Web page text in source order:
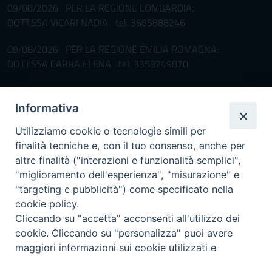
09/08/2026 PER LA REGIONE LOMBARDIA:
DOTT.SSA VICARI NADIA tel. 3665888246
09/08/2026 PER LA REGIONE EMILIA ROMAGNA:
DOTT.SSA CARRA ELENA tel. 3358249870
Il servizio di Pronta Disponibilità viene garantito per entrambe le
Regioni nelle giornate di sabato e nei giorni festivi: dalle 08.00
alle 20.00
Accompagnare il campione con la scheda di segnalazione caso
(Link alla Circolare)e la relativa modulistica
Per l'Emilia-Romagna :
Per la Lombardia :Link al Mod.Accompagnamento
Informativa
Utilizziamo cookie o tecnologie simili per
finalità tecniche e, con il tuo consenso, anche per
altre finalità ("interazioni e funzionalità semplici",
"miglioramento dell'esperienza", "misurazione" e
"targeting e pubblicità") come specificato nella
cookie policy.
Cliccando su "accetta" acconsenti all'utilizzo dei
cookie. Cliccando su "personalizza" puoi avere
maggiori informazioni sui cookie utilizzati e